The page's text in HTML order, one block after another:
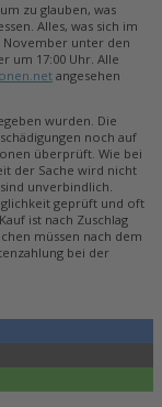
zu glauben, was
Alles, was sich im
November unter den
um 17:00 Uhr. Alle
angesehen
wurden. Die
noch auf
überprüft. Wie bei
der Sache wird nicht
unverbindlich.
geprüft und oft
ist nach Zuschlag
müssen nach dem
bei der